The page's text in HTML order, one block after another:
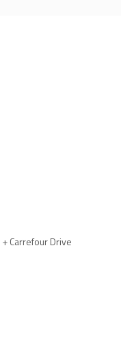
Carrefour Drive